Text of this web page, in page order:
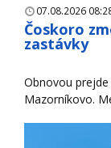
07.08.2026
Čoskoro
zastávky
Obnovou
Mazorníkovo.